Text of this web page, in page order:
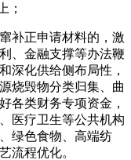
；
正申请材料的，激
、金融支撑等办法鞭
深化供给侧布局性，
烧毁物分类归集、曲
各类财务专项资金，
医疗卫生等公共机构
绿色食物、高端纺
流程优化。